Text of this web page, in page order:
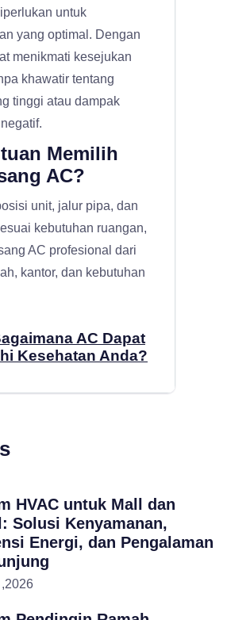
untuk
yang optimal. Dengan
menikmati kesejukan
khawatir tentang
tinggi atau dampak
Memilih
AC?
unit, jalur pipa, dan
kebutuhan ruangan,
AC profesional dari
kantor, dan kebutuhan
AC Dapat
Kesehatan Anda?
HVAC untuk Mall dan
Solusi Kenyamanan,
Energi, dan Pengalaman